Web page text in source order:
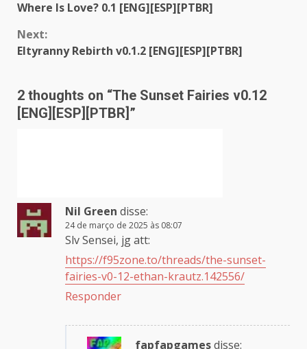
Where Is Love? 0.1 [ENG][ESP][PTBR]
Next:
Eltyranny Rebirth v0.1.2 [ENG][ESP][PTBR]
2 thoughts on “The Sunset Fairies v0.12
[ENG][ESP][PTBR] ”
Nil Green disse:
24 de março de 2025 às 08:07
Slv Sensei, jg att:
https://f95zone.to/threads/the-sunset-
fairies-v0-12-ethan-krautz.142556/
Responder
fapfapgamesdisse: